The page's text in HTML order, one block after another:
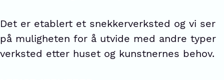
Det er etablert et snekkerverksted og vi ser
på muligheten for å utvide med andre typer
verksted etter huset og kunstnernes behov.